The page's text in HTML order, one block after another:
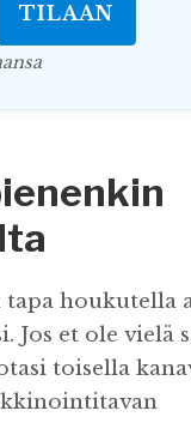
houkutella
Jos et ole vielä
toisella